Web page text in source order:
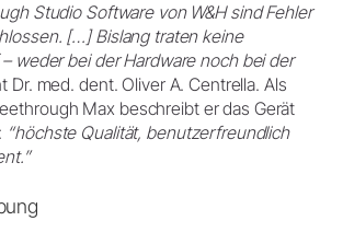
Studio Software von W&H sind Fehler
[…] Bislang traten keine
weder bei der Hardware noch bei der
Dr. med. dent. Oliver A. Centrella. Als
Max beschreibt er das Gerät
“höchste Qualität, benutzerfreundlich